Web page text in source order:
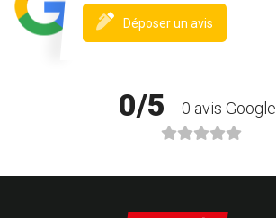
Déposer un avis
fenêtre)
0/5 0 avis Google